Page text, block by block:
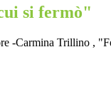
si fermò"
-Carmina Trillino ,